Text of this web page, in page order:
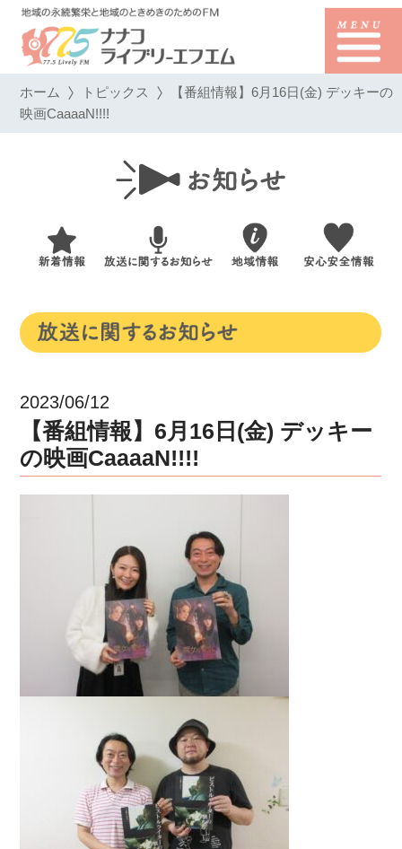
ホーム トピックス 【番組情報】6月16日(金) デッキーの
映画CaaaaN!!!!
2023/06/12
【番組情報】6月16日(金) デッキー
の映画CaaaaN!!!!